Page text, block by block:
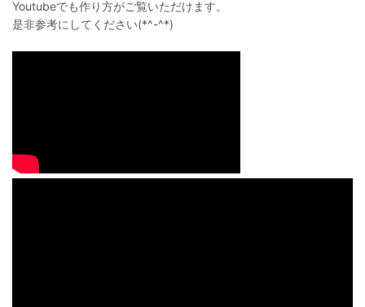
Youtubeでも作り方がご覧いただけます。
是非参考にしてください(*^-^*)